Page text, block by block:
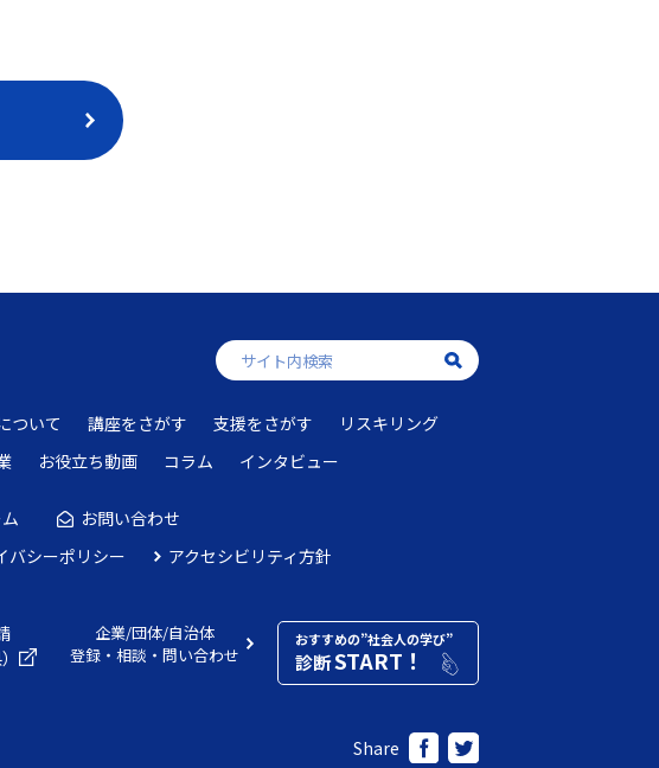
ついて 講座をさがす 支援をさがす
リスキリング
お役立ち動画 コラム インタビュー
お問い合わせ
バシーポリシー
アクセシビリティ方針
企業/団体/自治体
登録・相談・問い合わせ
おすすめの”社会人の学び”
診断START！
Share